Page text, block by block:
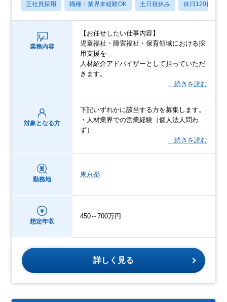
正社員採用 職種・業界未経験OK 土日祝休み 休日120日以上
業務内容
【お任せしたい仕事内容】
児童福祉・障害福祉・保育領域における採
用支援を
人材紹介アドバイザーとして担っていただ
きます。
…続きを読む
対象となる方
下記いずれかに該当する方を募集します。
・人材業界での営業経験（個人法人問わ
ず）
…続きを読む
勤務地
東京都
想定年収
450～700万円
詳しく見る